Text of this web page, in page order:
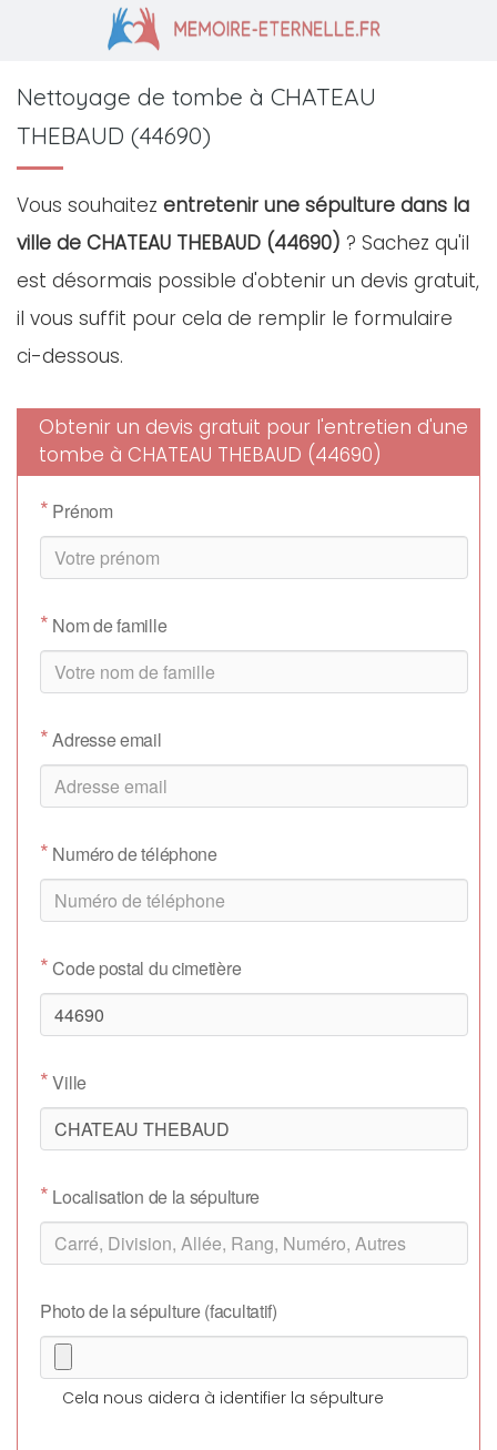
Nettoyage de tombe à CHATEAU
THEBAUD (44690)
Vous souhaitez entretenir une sépulture dans la
ville de CHATEAU THEBAUD (44690) ? Sachez qu'il
est désormais possible d'obtenir un devis gratuit,
il vous suffit pour cela de remplir le formulaire
ci-dessous.
Obtenir un devis gratuit pour l'entretien d'une
tombe à CHATEAU THEBAUD (44690)
* Prénom
* Nom de famille
*Adresse email
* Numéro de téléphone
*Code postal du cimetière
*Ville
* Localisation de la sépulture
Photo de la sépulture (facultatif)
Cela nous aidera à identifier la sépulture